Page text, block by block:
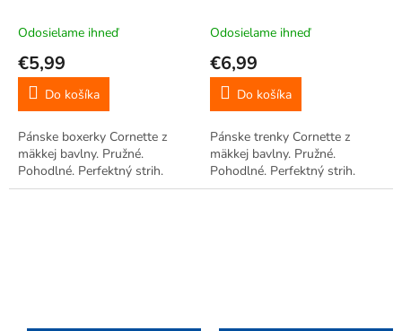
Odosielame ihneď
€5,99
Do košíka
Pánske boxerky Cornette z
mäkkej bavlny. Pružné.
Pohodlné. Perfektný strih.
Odosielame ihneď
€6,99
Do košíka
Pánske trenky Cornette z
mäkkej bavlny. Pružné.
Pohodlné. Perfektný strih.